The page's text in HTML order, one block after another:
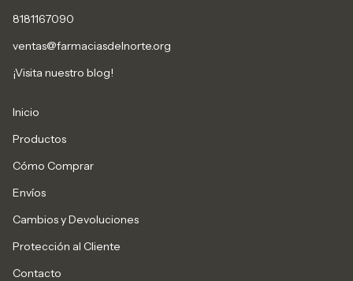
8181167090
ventas@farmaciasdelnorte.org
¡Visita nuestro blog!
Inicio
Productos
Cómo Comprar
Envíos
Cambios y Devoluciones
Protección al Cliente
Contacto